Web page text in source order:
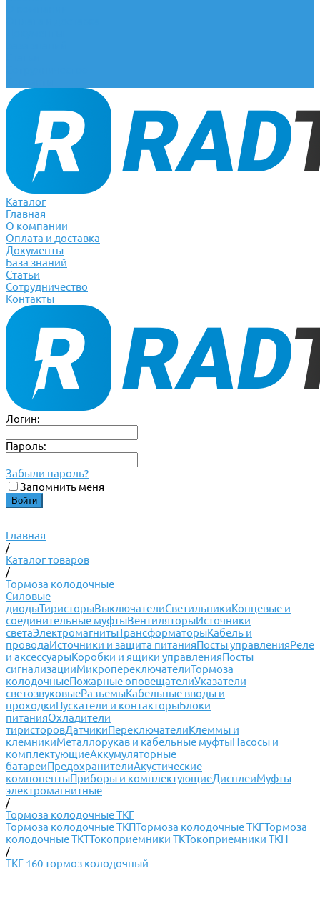
Каталог
Главная
О компании
Оплата и доставка
Документы
База знаний
Статьи
Сотрудничество
Контакты
Логин:
Пароль:
Забыли пароль?
Запомнить меня
Главная
/
Каталог товаров
/
Тормоза колодочные
Силовые
диодыТиристорыВыключателиСветильникиКонцевые и
соединительные муфтыВентиляторыИсточники
светаЭлектромагнитыТрансформаторыКабель и
проводаИсточники и защита питанияПосты управленияРеле
и аксессуарыКоробки и ящики управленияПосты
сигнализацииМикропереключателиТормоза
колодочныеПожарные оповещателиУказатели
светозвуковыеРазъемыКабельные вводы и
проходкиПускатели и контакторыБлоки
питанияОхладители
тиристоровДатчикиПереключателиКлеммы и
клемникиМеталлорукав и кабельные муфтыНасосы и
комплектующиеАккумуляторные
батареиПредохранителиАкустические
компонентыПриборы и комплектующиеДисплеиМуфты
электромагнитные
/
Тормоза колодочные ТКГ
Тормоза колодочные ТКПТормоза колодочные ТКГТормоза
колодочные ТКТТокоприемники ТКТокоприемники ТКН
/
ТКГ-160 тормоз колодочный